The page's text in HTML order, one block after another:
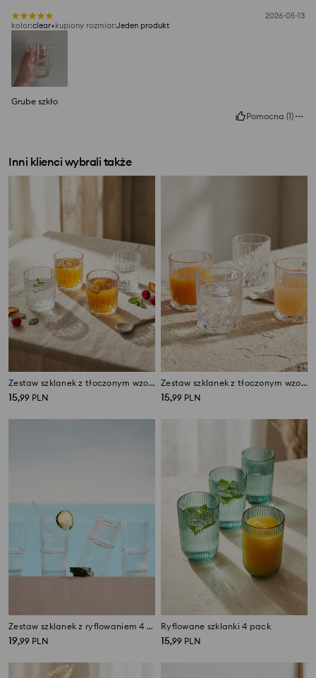
2026-05-13
kolor:clear kupiony rozmiar:Jeden produkt
Grube szkło
Pomocna (1)
Inni klienci wybrali także
Zestaw szklanek z tłoczonym wzorem 4 pack
15,99 PLN
Zestaw szklanek z tłoczonym wzorem 4 pack
15,99 PLN
Zestaw szklanek z ryflowaniem 4 pack
19,99 PLN
Ryflowane szklanki 4 pack
15,99 PLN